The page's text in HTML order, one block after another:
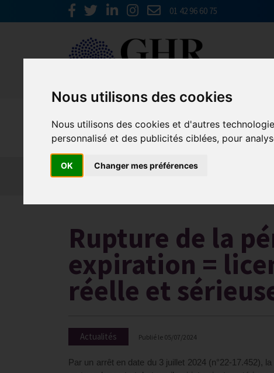
Nous utilisons des cookies
Nous utilisons des cookies et d'autres
personnalisé et des publicités ciblées, pour
OK Changer mes préférences
01 42 96 60 75
Social
Actualités Les obligations liées à l’embauche
Rupture de la
expiration =
réelle et
Actualités Publié le 05/07/2024
Par un arrêt en date du 3 juillet 2024 (n°22-17.452),